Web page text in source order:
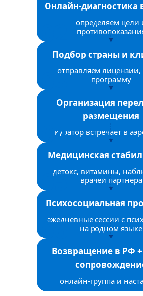
Онлайн-диагностика
определяем цели
Подбор страны и
отправляем лицензии,
программу
Организация
размещения
куратор встречает в
Медицинская
детокс, витамины,
врачей партнёра
Психосоциальная
ежедневные сессии с
на родном языке
Возвращение в РФ +
онлайн-группа и